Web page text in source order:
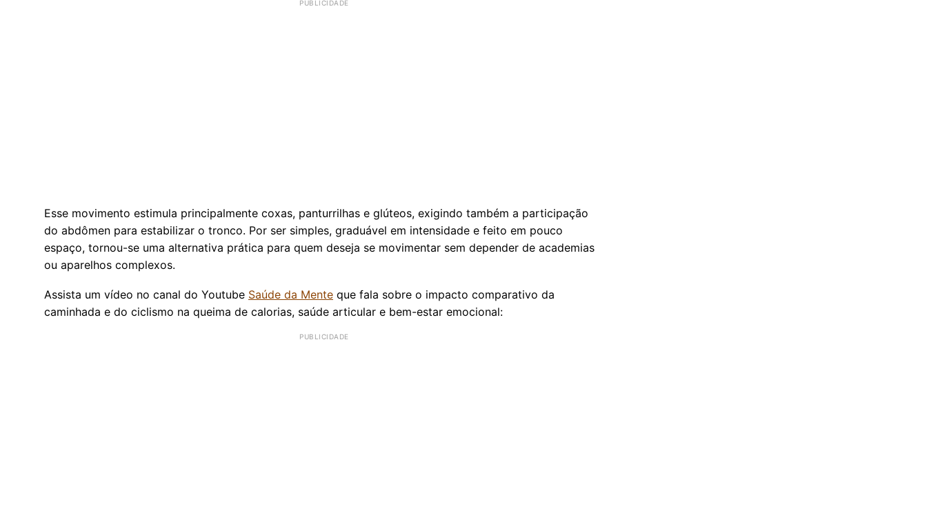
Esse movimento estimula principalmente coxas, panturrilhas e glúteos, exigindo também a participação
do abdômen para estabilizar o tronco. Por ser simples, graduável em intensidade e feito em pouco
espaço, tornou-se uma alternativa prática para quem deseja se movimentar sem depender de academias
ou aparelhos complexos.
Assista um vídeo no canal do Youtube Saúde da Mente que fala sobre o impacto comparativo da
caminhada e do ciclismo na queima de calorias, saúde articular e bem-estar emocional: